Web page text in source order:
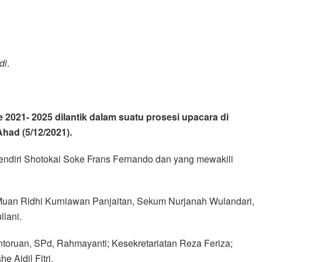
.
2025 dilantik dalam suatu prosesi upacara di
(5/12/2021).
Shotokai Soke Frans Fernando dan yang mewakili
Ridhi Kurniawan Panjaitan, Sekum Nurjanah Wulandari,
SPd, Rahmayanti; Kesekretariatan Reza Feriza;
Aidil Fitri.